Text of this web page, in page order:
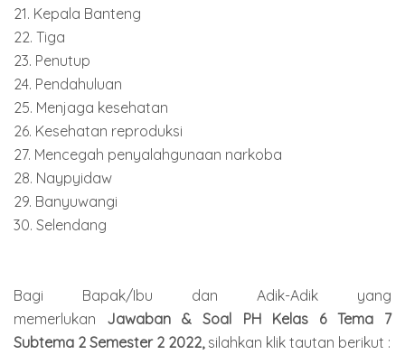
21. Kepala Banteng
22. Tiga
23. Penutup
24. Pendahuluan
25. Menjaga kesehatan
26. Kesehatan reproduksi
27. Mencegah penyalahgunaan narkoba
28. Naypyidaw
29. Banyuwangi
30. Selendang
Bagi Bapak/Ibu dan Adik-Adik yang
memerlukan Jawaban & Soal PH Kelas 6 Tema 7
Subtema 2 Semester 2 2022, silahkan klik tautan berikut :